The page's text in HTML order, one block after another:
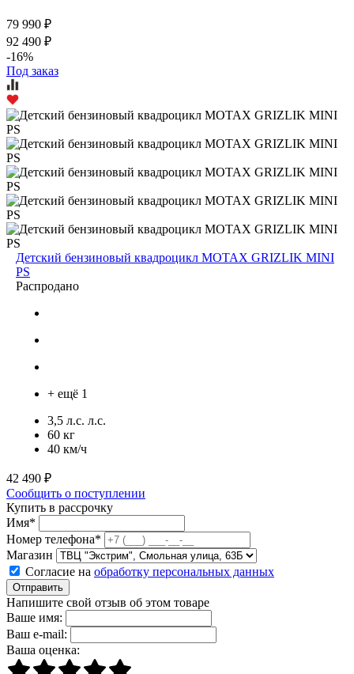
79 990 ₽
92 490 ₽
-16%
Под заказ
Детский бензиновый квадроцикл MOTAX GRIZLIK MINI
PS
Распродано
+ ещё 1
3,5 л.с. л.с.
60 кг
40 км/ч
42 490 ₽
Сообщить о поступлении
Купить в рассрочку
Имя*
Номер телефона*
Магазин
Согласие на обработку персональных данных
Отправить
Напишите свой отзыв об этом товаре
Ваше имя:
Ваш e-mail:
Ваша оценка: